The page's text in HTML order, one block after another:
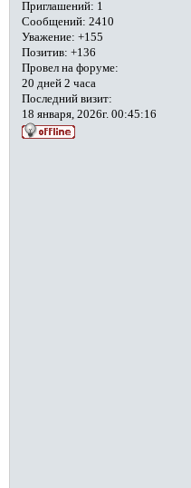
Приглашений: 1
Сообщений: 2410
Уважение: +155
Позитив: +136
Провел на форуме:
20 дней 2 часа
Последний визит:
18 января, 2026г. 00:45:16